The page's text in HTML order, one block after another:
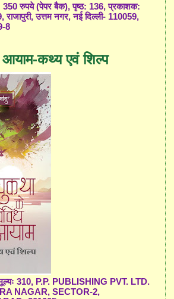
350 रुपये (पेपर बैक), पृष्ठ: 136, प्रकाशक:
उत्तम नगर, नई दिल्ली- 110059,
8
कथ्य एवं शिल्प
310, P.P. PUBLISHING PVT. LTD.
NAGAR, SECTOR-2,